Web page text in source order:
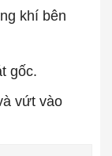
khí bên
gốc.
vứt vào